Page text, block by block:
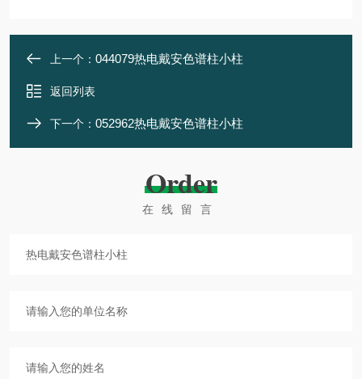
上一个： 044079热电戴安色谱柱小柱
返回列表
下一个： 052962热电戴安色谱柱小柱
Order
在线留言